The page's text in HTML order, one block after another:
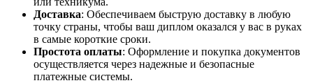
Доставка: Обеспечиваем быструю доставку в любую
точку страны, чтобы ваш диплом оказался у вас в руках
в самые короткие сроки.
Простота оплаты: Оформление и покупка документов
осуществляется через надежные и безопасные
платежные системы.